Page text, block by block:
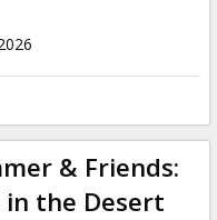
& Friends:
in the Desert